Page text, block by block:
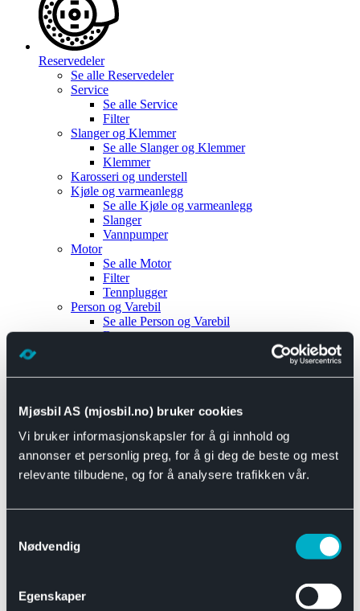
Mjøsbil AS (mjosbil.no) bruker cookies
Vi bruker informasjonskapsler for å gi innhold og
annonser et personlig preg, for å gi deg de beste og mest
relevante tilbudene, og for å analysere trafikken vår.
Nødvendig
Egenskaper
Reservedeler
Se alle Reservedeler
Service
Se alle Service
Filter
Slanger og Klemmer
Se alle Slanger og Klemmer
Klemmer
Karosseri og understell
Kjøle og varmeanlegg
Se alle Kjøle og varmeanlegg
Slanger
Vannpumper
Motor
Se alle Motor
Filter
Tennplugger
Person og Varebil
Se alle Person og Varebil
Brems
Motor og drivverk
Se alle Universal
Bremsedeler
Se alle Bremsedeler
Bremsenippler
Drivline og motor
Se alle Drivline og motor
Eksosanlegg